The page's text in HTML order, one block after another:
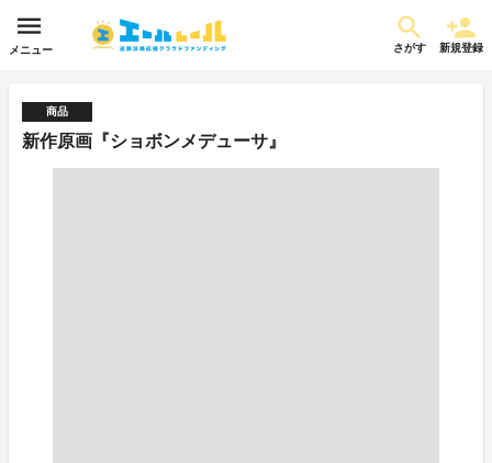
メニュー さがす 新規登録
商品
新作原画『ショボンメデューサ』